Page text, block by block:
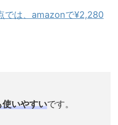
では、amazonで¥2,280
いやすいです。